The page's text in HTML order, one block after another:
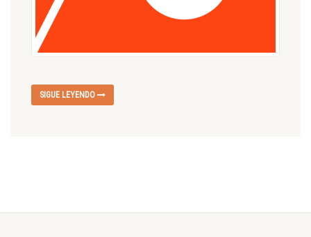
SIGUE LEYENDO